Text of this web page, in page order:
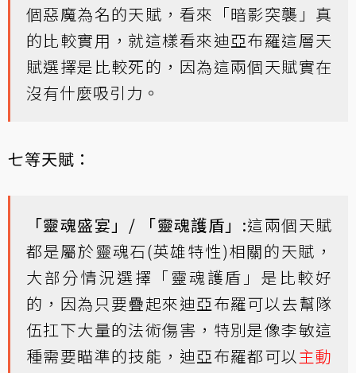
個惡魔為名的天賦，看來「暗影突襲」真
的比較實用，就這樣看來迪亞布羅這層天
賦選擇是比較死的，因為這兩個天賦實在
沒有什麼吸引力。
七等天賦：
「靈魂盛宴」/ 「靈魂護盾」:這兩個天賦
都是屬於靈魂石(英雄特性)相關的天賦，
大部分情況選擇「靈魂護盾」是比較好
的，因為只要疊起來迪亞布羅可以去幫隊
伍扛下大量的法術傷害，特別是像李敏這
種需要瞄準的技能，迪亞布羅都可以主動